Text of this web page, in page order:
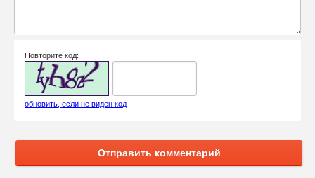
Повторите код:
обновить, если не виден код
Отправить комментарий